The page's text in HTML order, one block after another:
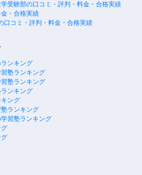
受験部の口コミ・評判・料金・合格実績
・合格実績
口コミ・評判・料金・合格実績
ンキング
塾ランキング
塾ランキング
ンキング
ング
ランキング
習塾ランキング